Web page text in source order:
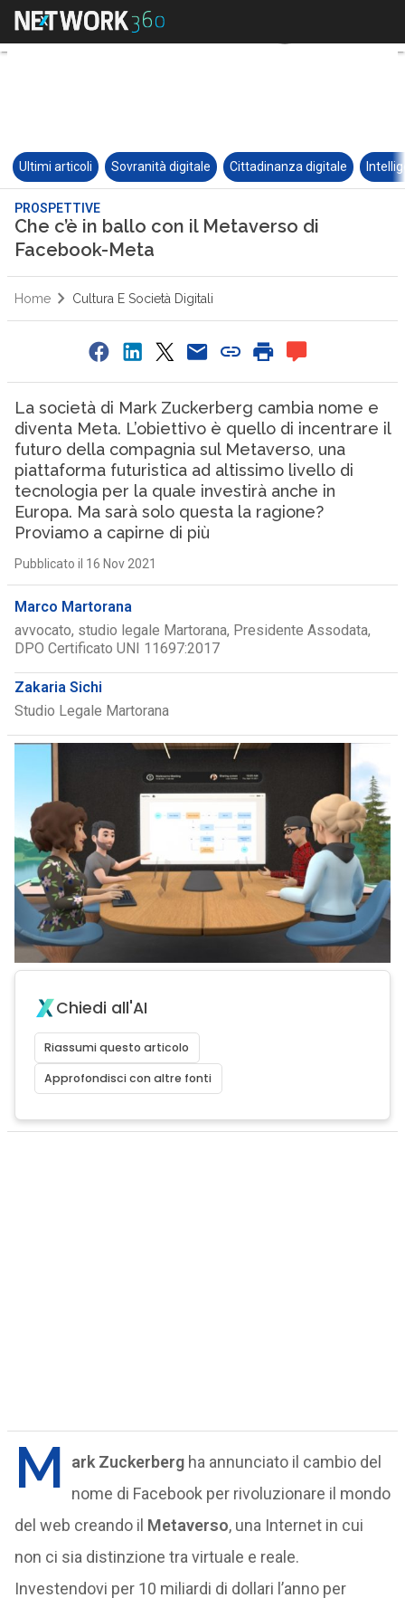
Ultimi articoli Sovranità digitale Cittadinanza digitale
PROSPETTIVE
Che c’è in ballo con il Metaverso di
Facebook-Meta
Home Cultura E Società Digitali
La società di Mark Zuckerberg cambia nome e
diventa Meta. L’obiettivo è quello di incentrare il
futuro della compagnia sul Metaverso, una
piattaforma futuristica ad altissimo livello di
tecnologia per la quale investirà anche in
Europa. Ma sarà solo questa la ragione?
Proviamo a capirne di più
Pubblicato il 16 Nov 2021
Marco Martorana
avvocato, studio legale Martorana, Presidente Assodata,
DPO Certificato UNI 11697:2017
Zakaria Sichi
Studio Legale Martorana
Chiedi all'AI
Riassumi questo articolo
Approfondisci con altre fonti
M ark Zuckerbergha annunciato il cambio del
nome di Facebook per rivoluzionare il mondo
del web creando il Metaverso, una Internet in cui
non ci sia distinzione tra virtuale e reale.
Investendovi per 10 miliardi di dollari l’anno per